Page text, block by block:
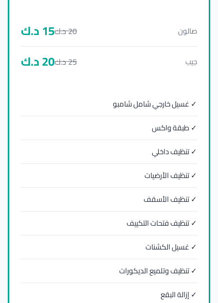
صالون 20د.ك15د.ك
جيب 25د.ك20د.ك
✓ غسيل خارجي شامل شامبو
✓ طبقة واكس
✓ تنظيف داخلي
✓ تنظيف الأرضيات
✓ تنظيف الأسقف
✓ تنظيف فتحات التكييف
✓ غسيل الكشنات
✓ تنظيف وتلميع الديكورات
✓ إزالة البقع